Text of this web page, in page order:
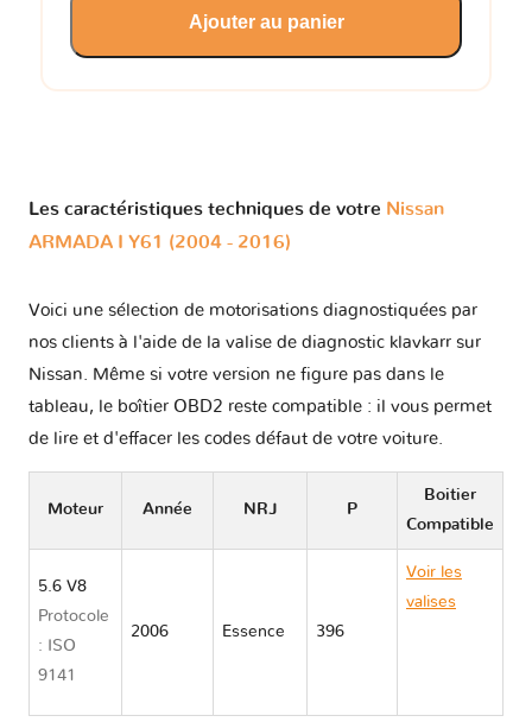
Ajouter au panier
Les caractéristiques techniques de votre Nissan
ARMADA I Y61 (2004 - 2016)
Voici une sélection de motorisations diagnostiquées par
nos clients à l'aide de la valise de diagnostic klavkarr sur
Nissan. Même si votre version ne figure pas dans le
tableau, le boîtier OBD2 reste compatible : il vous permet
de lire et d'effacer les codes défaut de votre voiture.
Moteur Année NRJ P
Boitier
Compatible
5.6 V8
Protocole
: ISO
9141
2006 Essence 396
Voir les
valises